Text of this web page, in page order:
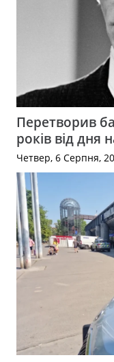
Перетворив
років від дня
Четвер, 6 Серпня,